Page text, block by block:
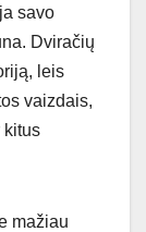
savo
Dviračių
leis
vaizdais,
kitus
mažiau